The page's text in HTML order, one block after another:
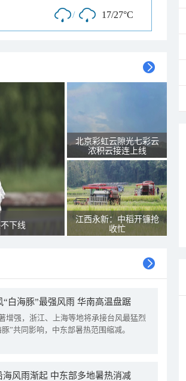
/ 17/27°C
下线
北京彩虹云隙光七彩云
浓积云接连上线
江西永新：中稻开镰抢
收忙
白海豚”最强风雨 华南高温盘踞
增强，浙江、上海等地将承接台风最猛烈
”共同影响，中东部暑热范围缩减。
海风雨渐起 中东部多地暑热消减